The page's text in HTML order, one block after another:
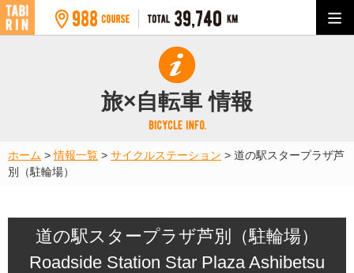
旅×自転車 情報
ホーム >情報一覧 > サイクルステーション > 道の駅スタープラザ芦
別（駐輪場）
道の駅スタープラザ芦別（駐輪場）
Roadside Station Star Plaza Ashibetsu